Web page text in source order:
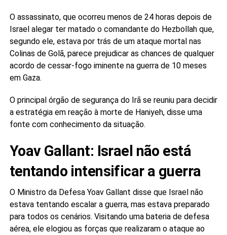
O assassinato, que ocorreu menos de 24 horas depois de
Israel alegar ter matado o comandante do Hezbollah que,
segundo ele, estava por trás de um ataque mortal nas
Colinas de Golã, parece prejudicar as chances de qualquer
acordo de cessar-fogo iminente na guerra de 10 meses
em Gaza.
O principal órgão de segurança do Irã se reuniu para decidir
a estratégia em reação à morte de Haniyeh, disse uma
fonte com conhecimento da situação.
Yoav Gallant: Israel não está
tentando intensificar a guerra
O Ministro da Defesa Yoav Gallant disse que Israel não
estava tentando escalar a guerra, mas estava preparado
para todos os cenários. Visitando uma bateria de defesa
aérea, ele elogiou as forças que realizaram o ataque ao